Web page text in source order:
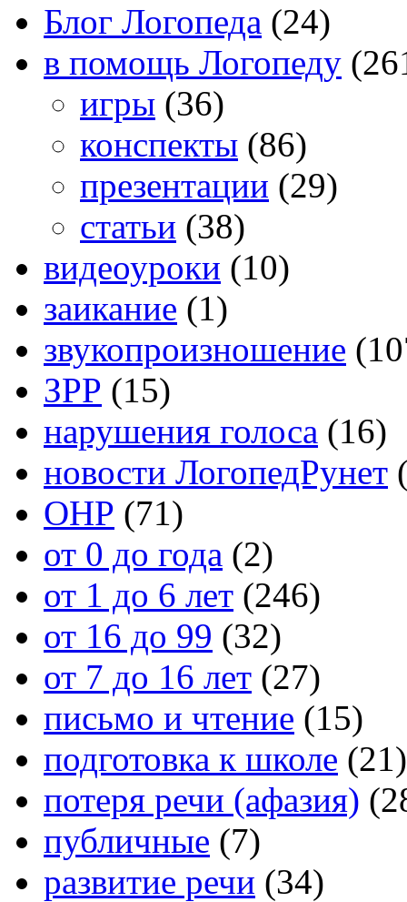
Блог Логопеда (24)
в помощь Логопеду
игры (36)
конспекты (86)
презентации (29)
статьи (38)
видеоуроки (10)
заикание (1)
звукопроизношение
ЗРР (15)
нарушения голоса (16)
новости ЛогопедРунет
ОНР (71)
от 0 до года (2)
от 1 до 6 лет (246)
от 16 до 99 (32)
от 7 до 16 лет (27)
письмо и чтение (15)
подготовка к школе (21)
потеря речи (афазия)
публичные (7)
развитие речи (34)